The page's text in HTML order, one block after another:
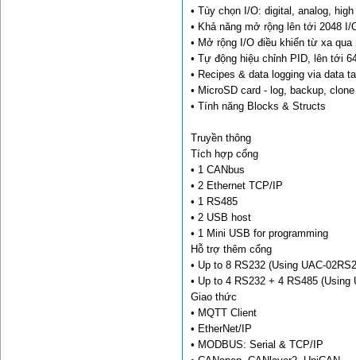
• Tùy chọn I/O: digital, analog,
• Khả năng mở rộng lên tới 2048 I/
• Mở rộng I/O điều khiển từ xa
• Tự động hiệu chỉnh PID, lên tới
• Recipes & data logging via data
• MicroSD card - log, backup,
• Tính năng Blocks & Structs
Truyền thông
Tích hợp cổng
• 1 CANbus
• 2 Ethernet TCP/IP
• 1 RS485
• 2 USB host
• 1 Mini USB for programming
Hỗ trợ thêm cổng
• Up to 8 RS232 (Using UAC-
• Up to 4 RS232 + 4 RS485 (Using
Giao thức
• MQTT Client
• EtherNet/IP
• MODBUS: Serial & TCP/IP